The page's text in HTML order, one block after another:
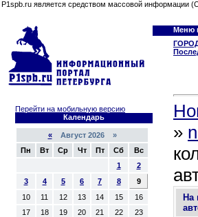
P1spb.ru является средством массовой информации
Меню
Перейти на мобильную версию
Календарь
«Август 2026 »
Пн
Вт Ср Чт Пт Сб
Вс
1
2
3
4 5 6 7 8
9
10
11 12 13 14 15
16
17
18 19 20 21 22
23
»
На